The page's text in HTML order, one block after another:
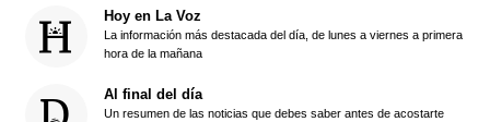
Hoy en La Voz
La información más destacada del día, de lunes a viernes a primera
hora de la mañana
Al final del día
Un resumen de las noticias que debes saber antes de acostarte